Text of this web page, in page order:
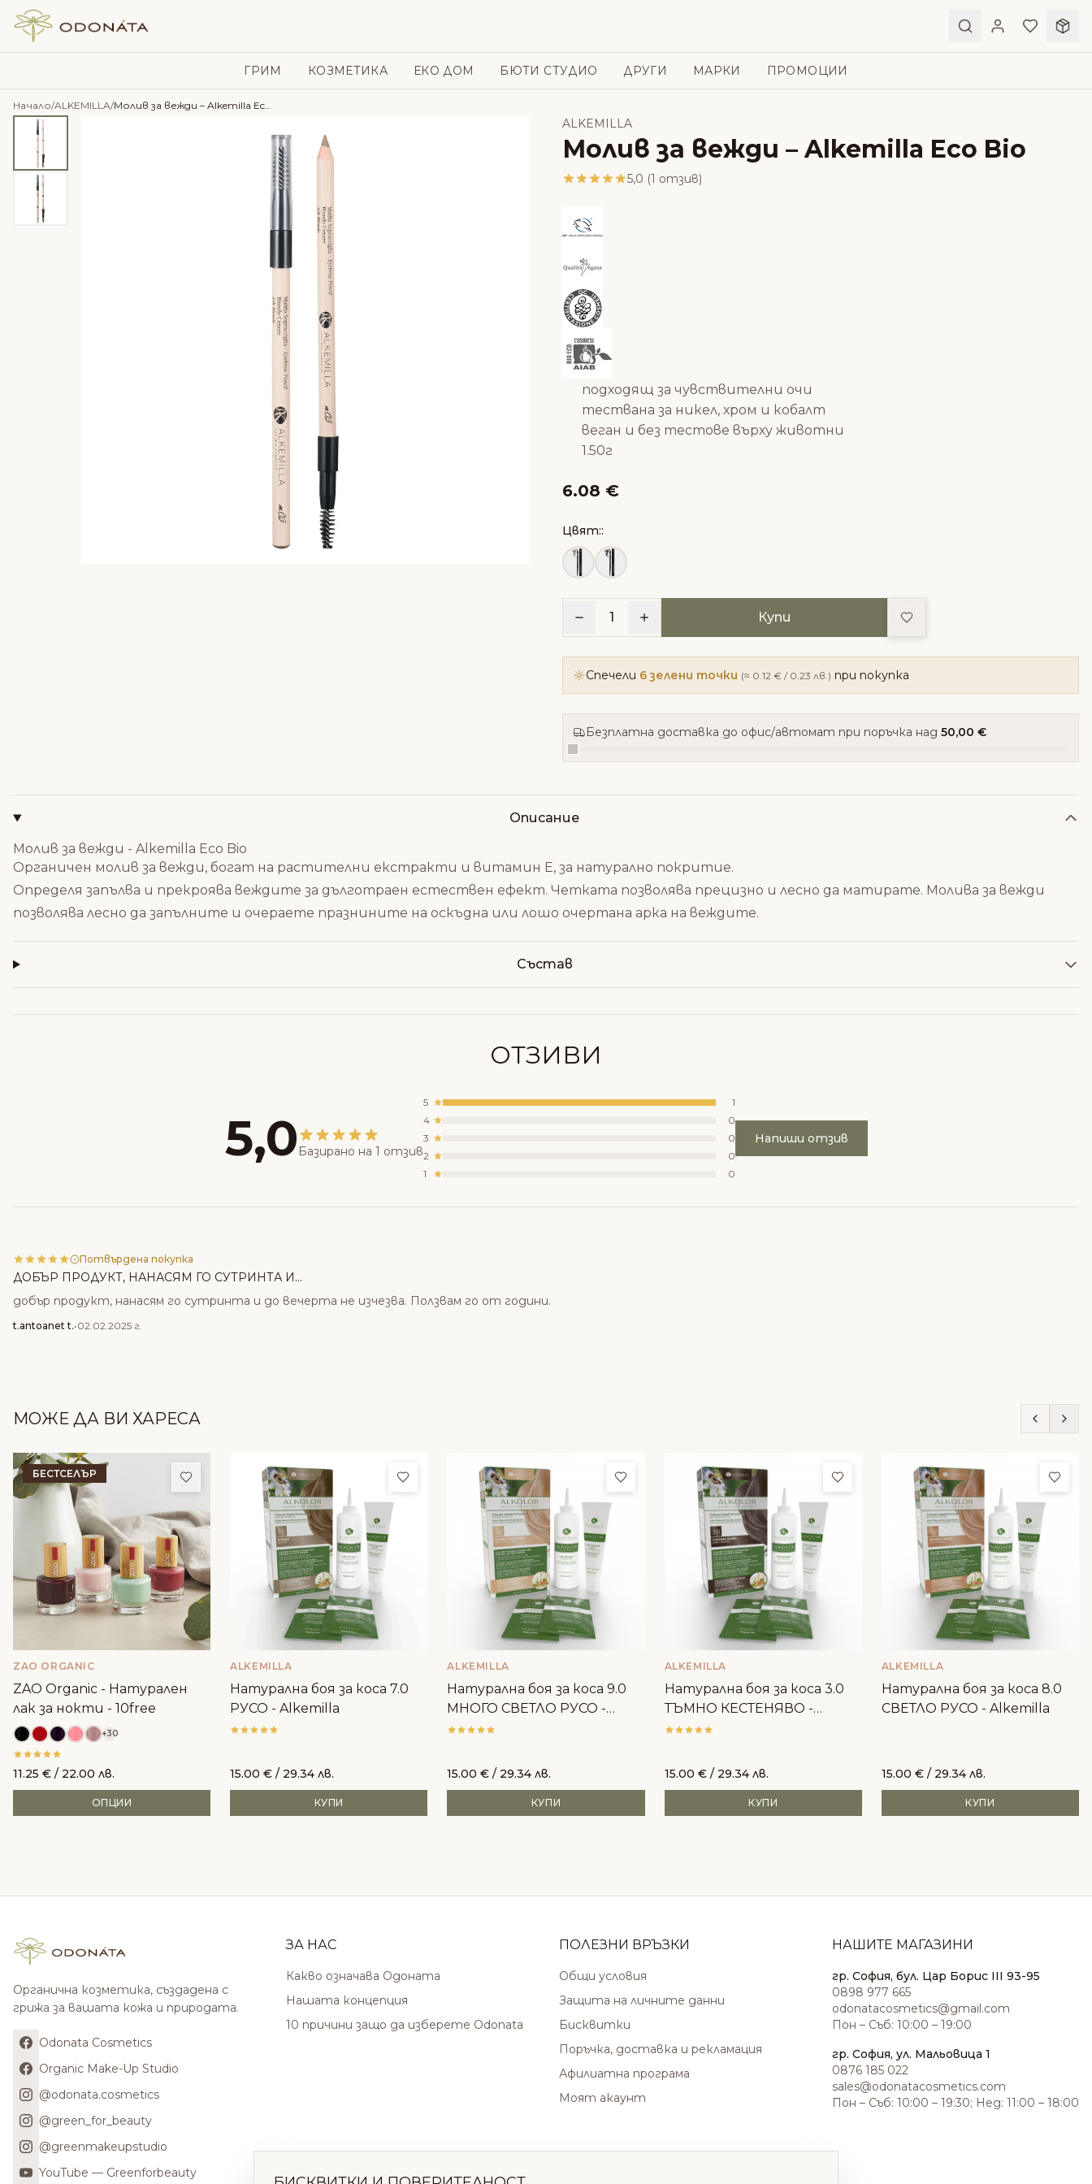
Skip to content
ГРИМ КОЗМЕТИКА ЕКО ДОМ БЮТИ СТУДИО ДРУГИ МАРКИ ПРОМОЦИИ
Начало/ALKEMILLA/ Молив за вежди – Alkemilla Eco Bio
ALKEMILLA
Молив за вежди – Alkemilla Eco Bio
5,0 (1 отзив)
подходящ за чувствителни очи
тествана за никел, хром и кобалт
веган и без тестове върху животни
1.50г
6.08 €
Цвят::
1 Купи Добави в любими
Спечели 6 зелени точки (≈ 0.12 € / 0.23 лв.) при покупка
Безплатна доставка до офис/автомат при поръчка над 50,00 €
Описание
Молив за вежди - Alkemilla Eco Bio
Органичен молив за вежди, богат на растителни екстракти и витамин Е, за натурално покритие.
Определя запълва и прекроява веждите за дълготраен естествен ефект. Четката позволява прецизно и лесно да матирате. Молива за вежди
позволява лесно да запълните и очераете празнините на оскъдна или лошо очертана арка на веждите.
Състав
ОТЗИВИ
5,0 Базирано на 1 отзив
5
1
4
0
3
0
2
0
1
0
Напиши отзив
Потвърдена покупка
ДОБЪР ПРОДУКТ, НАНАСЯМ ГО СУТРИНТА И...
добър продукт, нанасям го сутринта и до вечерта не изчезва. Ползвам го от години.
t.antoanet t.•02.02.2025 г.
МОЖЕ ДА ВИ ХАРЕСА
БЕСТСЕЛЪР Добави в любими
ZAO ORGANIC
ZAO Organic - Натурален
лак за нокти - 10free
+30
11.25 € / 22.00 лв.
ОПЦИИ
Добави в любими
ALKEMILLA
Натурална боя за коса 7.0
РУСО - Alkemilla
15.00€ / 29.34 лв.
КУПИ
Добави в любими
ALKEMILLA
Натурална боя за коса 9.0
МНОГО СВЕТЛО РУСО -
Alkemilla
15.00€ / 29.34 лв.
КУПИ
Добави в любими
ALKEMILLA
Натурална боя за коса 3.0
ТЪМНО КЕСТЕНЯВО -
Alkemilla
15.00 €/ 29.34 лв.
КУПИ
ALKEMILLA
Натурална боя за коса 8.0
СВЕТЛО РУСО - Alkemilla
15.00 €/ 29.34 лв.
КУПИ
Органична козметика, създадена с
грижа за вашата кожа и природата.
Odonata Cosmetics
Organic Make-Up Studio
@odonata.cosmetics
@green_for_beauty
@greenmakeupstudio
YouTube — Greenforbeauty
ЗА НАС
Какво означава Одоната
Нашата концепция
10 причини защо да изберете Odonata
ПОЛЕЗНИ ВРЪЗКИ
Общи условия
Защита на личните данни
Бисквитки
Поръчка, доставка и рекламация
Афилиатна програма
Моят акаунт
НАШИТЕ МАГАЗИНИ
гр. София, бул. Цар Борис III 93-95
0898 977 665
odonatacosmetics@gmail.com
Пон – Съб: 10:00 – 19:00
гр. София, ул. Мальовица 1
0876 185 022
sales@odonatacosmetics.com
Пон – Съб: 10:00 – 19:30; Нед: 11:00 – 18:00